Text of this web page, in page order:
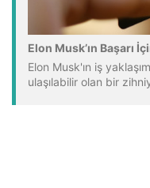
Elon Musk’ın Başarı
Elon Musk'ın iş
ulaşılabilir olan bir